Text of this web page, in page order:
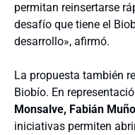
permitan reinsertarse
desafío que tiene el
desarrollo», afirmó.
La propuesta también
Biobío. En
Monsalve, Fabián
iniciativas permiten